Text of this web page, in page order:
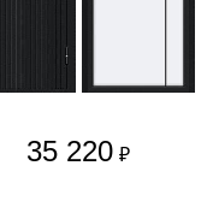
35 220 ₽